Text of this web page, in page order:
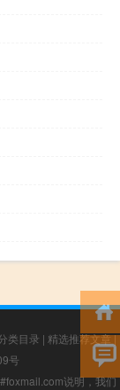
类目录 | 精选推荐文章|
号
说明，我们